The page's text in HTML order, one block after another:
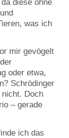
diese ohne
was ich
mir gevögelt
oder etwa,
Schrödinger
nicht. Doch
– gerade
ich das